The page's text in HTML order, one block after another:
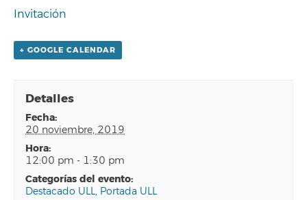
Invitación
+ GOOGLE CALENDAR
Detalles
fecha:
20 noviembre, 2019
hora:
12:00 pm - 1:30 pm
categorías del evento:
Destacado ULL, Portada ULL